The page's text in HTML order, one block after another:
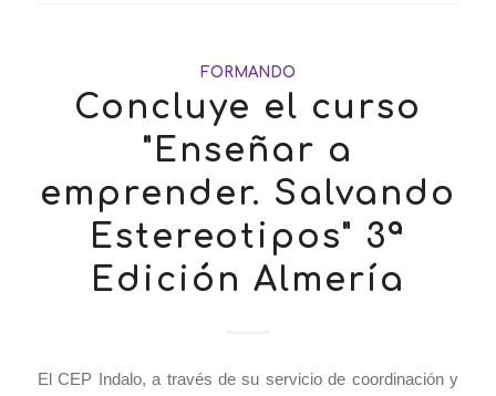
FORMANDO
Concluye el curso
"Enseñar a
emprender. Salvando
Estereotipos" 3ª
Edición Almería
El CEP Indalo, a través de su servicio de coordinación y